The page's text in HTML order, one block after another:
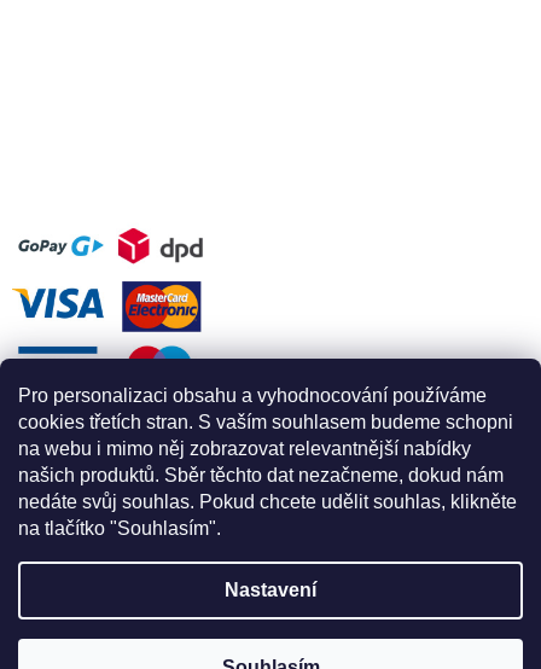
Pro personalizaci obsahu a vyhodnocování používáme
cookies třetích stran. S vaším souhlasem budeme schopni
na webu i mimo něj zobrazovat relevantnější nabídky
našich produktů. Sběr těchto dat nezačneme, dokud nám
nedáte svůj souhlas. Pokud chcete udělit souhlas, klikněte
na tlačítko "Souhlasím".
Nastavení
Vytvořil Shoptet